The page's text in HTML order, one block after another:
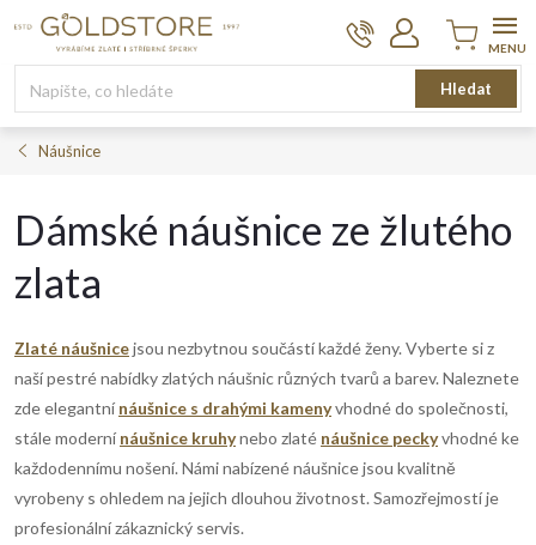
Hledat
Nákupní
košík
Náušnice
Dámské náušnice ze žlutého
zlata
Zlaté náušnicejsou nezbytnou součástí každé ženy. Vyberte si z
naší pestré nabídky zlatých náušnic různých tvarů a barev. Naleznete
zde elegantní náušnice s drahými kamenyvhodné do společnosti,
stále moderní náušnice kruhynebo zlaté náušnice peckyvhodné ke
každodennímu nošení. Námi nabízené náušnice jsou kvalitně
vyrobeny s ohledem na jejich dlouhou životnost. Samozřejmostí je
profesionální zákaznický servis.